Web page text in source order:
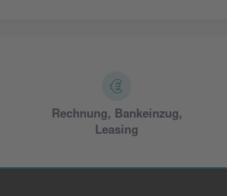
Rechnung, Bankeinzug,
Leasing